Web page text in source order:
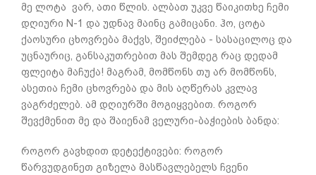
მე ლოტა ვარ, ათი წლის. ალბათ უკვე წაიკითხე ჩემი
დღიური N-1 და უდნავ მაინც გამიცანი. ჰო, ცოტა
ქაოსური ცხოვრება მაქვს, შეიძლება - სასაცილოც და
უცნაურიც, განსაკუთრებით მას შემდეგ რაც დედამ
ფლეიტა მაჩუქა! მაგრამ, მომწონს თუ არ მომწონს,
ასეთია ჩემი ცხოვრება და მის აღწერას კვლავ
ვაგრძელებ. ამ დღიურში მოგიყვებით. როგორ
შევქმენით მე და შაიენამ ველური-ბაჭიების ბანდა:
როგორ გავხდით დეტექტივები: როგორ
წარვუდგინეთ გიზელა მასწავლებელს ჩვენი